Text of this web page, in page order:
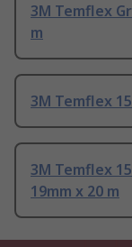
3M Temflex
m
3M Temflex
3M Temflex
19mm x 20 m